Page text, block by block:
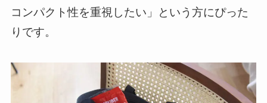
コンパクト性を重視したい」という方にぴった
りです。